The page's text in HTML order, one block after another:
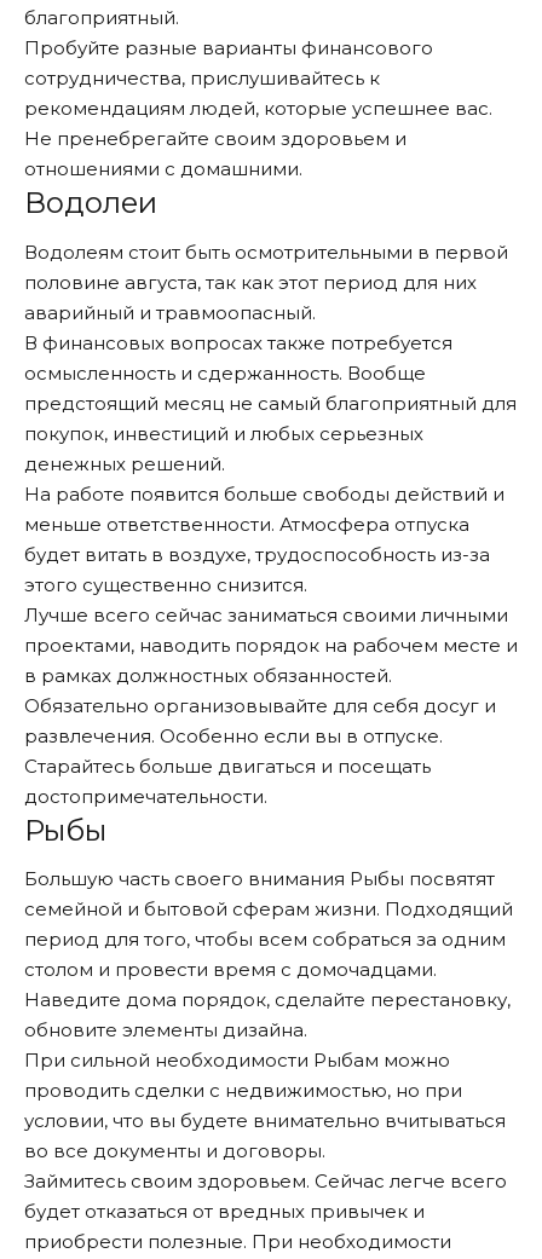
благоприятный.
Пробуйте разные варианты финансового
сотрудничества, прислушивайтесь к
рекомендациям людей, которые успешнее вас.
Не пренебрегайте своим здоровьем и
отношениями с домашними.
Водолеи
Водолеям стоит быть осмотрительными в первой
половине августа, так как этот период для них
аварийный и травмоопасный.
В финансовых вопросах также потребуется
осмысленность и сдержанность. Вообще
предстоящий месяц не самый благоприятный для
покупок, инвестиций и любых серьезных
денежных решений.
На работе появится больше свободы действий и
меньше ответственности. Атмосфера отпуска
будет витать в воздухе, трудоспособность из-за
этого существенно снизится.
Лучше всего сейчас заниматься своими личными
проектами, наводить порядок на рабочем месте и
в рамках должностных обязанностей.
Обязательно организовывайте для себя досуг и
развлечения. Особенно если вы в отпуске.
Старайтесь больше двигаться и посещать
достопримечательности.
Рыбы
Большую часть своего внимания Рыбы посвятят
семейной и бытовой сферам жизни. Подходящий
период для того, чтобы всем собраться за одним
столом и провести время с домочадцами.
Наведите дома порядок, сделайте перестановку,
обновите элементы дизайна.
При сильной необходимости Рыбам можно
проводить сделки с недвижимостью, но при
условии, что вы будете внимательно вчитываться
во все документы и договоры.
Займитесь своим здоровьем. Сейчас легче всего
будет отказаться от вредных привычек и
приобрести полезные. При необходимости